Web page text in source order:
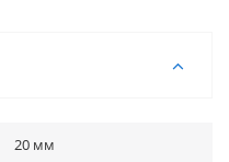
20 мм